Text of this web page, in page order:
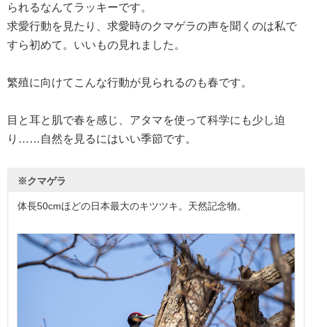
られるなんてラッキーです。
求愛行動を見たり、求愛時のクマゲラの声を聞くのは私で
すら初めて。いいもの見れました。
繁殖に向けてこんな行動が見られるのも春です。
目と耳と肌で春を感じ、アタマを使って科学にも少し迫
り……自然を見るにはいい季節です。
※クマゲラ
体長50cmほどの日本最大のキツツキ。天然記念物。